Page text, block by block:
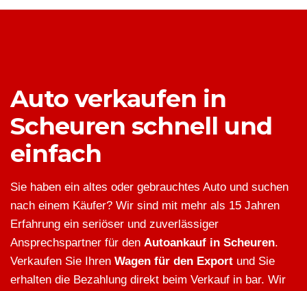
Auto verkaufen in
Scheuren schnell und
einfach
Sie haben ein altes oder gebrauchtes Auto und suchen
nach einem Käufer? Wir sind mit mehr als 15 Jahren
Erfahrung ein seriöser und zuverlässiger
Ansprechspartner für den Autoankauf in Scheuren.
Verkaufen Sie Ihren Wagen für den Export und Sie
erhalten die Bezahlung direkt beim Verkauf in bar. Wir